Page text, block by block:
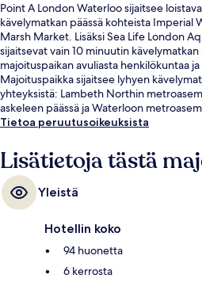
Point A London Waterloo sijaitsee
kävelymatkan päässä kohteista Imperial
Marsh Market. Lisäksi Sea Life London
sijaitsevat vain 10 minuutin
majoituspaikan avuliasta henkilökuntaa
Majoituspaikka sijaitsee lyhyen
yhteyksistä: Lambeth Northin
askeleen päässä ja Waterloon
kävelymatkan päässä.
Tietoa peruutusoikeuksista
Lisätietoja tästä
Yleistä
Hotellin koko
94 huonetta
6 kerrosta